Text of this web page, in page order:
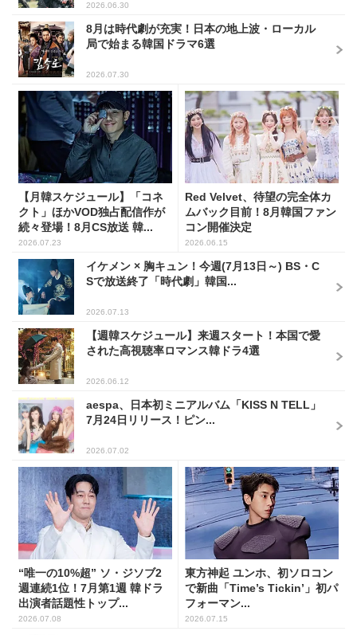
2026.06.30
8月は時代劇が充実！日本の地上波・ローカル
局で始まる韓国ドラマ6選
2026.07.30
【月韓スケジュール】「コネ
クト」ほかVOD独占配信作が
続々登場！8月CS放送 韓...
2026.07.23
Red Velvet、待望の完全体カ
ムバック目前！8月韓国ファン
コン開催決定
2026.06.15
イケメン × 胸キュン！今週(7月13日～) BS・C
Sで放送終了「時代劇」韓国...
2026.07.13
【週韓スケジュール】来週スタート！本国で愛
された高視聴率ロマンス韓ドラ4選
2026.06.12
aespa、日本初ミニアルバム「KISS N TELL」
7月24日リリース！ピン...
2026.07.02
“唯一の10%超” ソ・ジソブ2
週連続1位！7月第1週 韓ドラ
出演者話題性トップ...
2026.07.08
東方神起 ユンホ、初ソロコン
で新曲「Time’s Tickin’」初パ
フォーマン...
2026.07.15